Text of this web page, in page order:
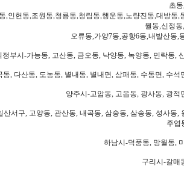
초
,인헌동,조원동,청룡동,청림동,행운동,노량진동,대방
월동,신정
오류동,가양7동,공항6동,내발산동,
정부시-가능동, 고산동, 금오동, 낙양동, 녹양동, 민락동,
동, 다산동, 도농동, 별내동, 별내면, 삼패동, 수동면, 수
양주시-고암동, 고읍동, 광사동, 광
산서구, 고양동, 관산동, 내곡동, 삼숭동, 삼송동, 성사
주엽
하남시-덕풍동, 망월동,
구리시-갈매